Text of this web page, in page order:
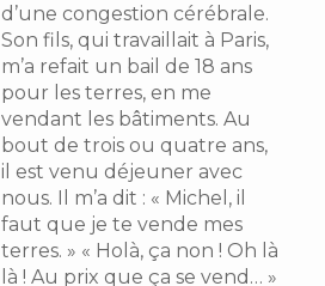
d’une congestion cérébrale.
Son fils, qui travaillait à Paris,
m’a refait un bail de 18 ans
pour les terres, en me
vendant les bâtiments. Au
bout de trois ou quatre ans,
il est venu déjeuner avec
nous. Il m’a dit : « Michel, il
faut que je te vende mes
terres. » « Holà, ça non ! Oh là
là ! Au prix que ça se vend… »